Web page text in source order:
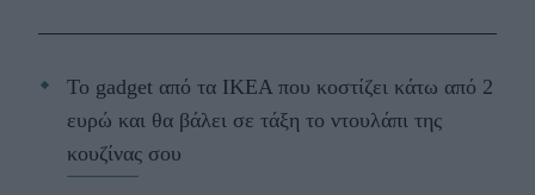
Το gadget από τα IKEA που κοστίζει κάτω από 2
ευρώ και θα βάλει σε τάξη το ντουλάπι της
κουζίνας σου